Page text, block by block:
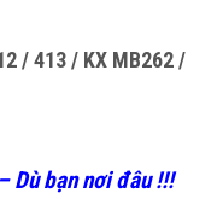
/ 413 / KX MB262 /
Dù bạn nơi đâu !!!